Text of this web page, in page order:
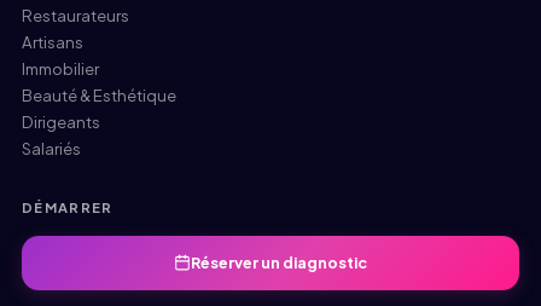
Restaurateurs
Artisans
Immobilier
Beauté & Esthétique
Dirigeants
Salariés
DÉMARRER
Réserver un diagnostic